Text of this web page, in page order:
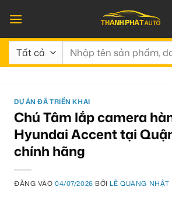
qua
nội
dung
Tìm
DỰ ÁN ĐÃ TRIỂN KHAI
Chú Tâm lắp camera
Hyundai Accent tại
chính hãng
ĐĂNG VÀO04/07/2026 BỞI LÊ QUANG NHẬT